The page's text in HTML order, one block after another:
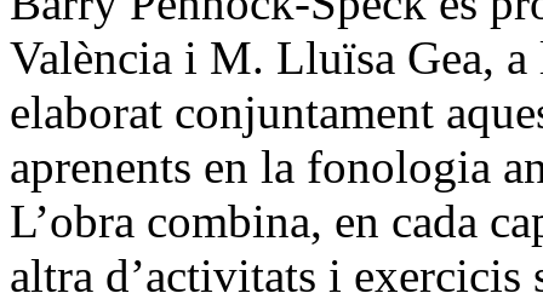
València i M. Lluïsa Gea,
elaborat conjuntament
aprenents en la fonologia
L’obra combina, en cada
altra d’activitats i